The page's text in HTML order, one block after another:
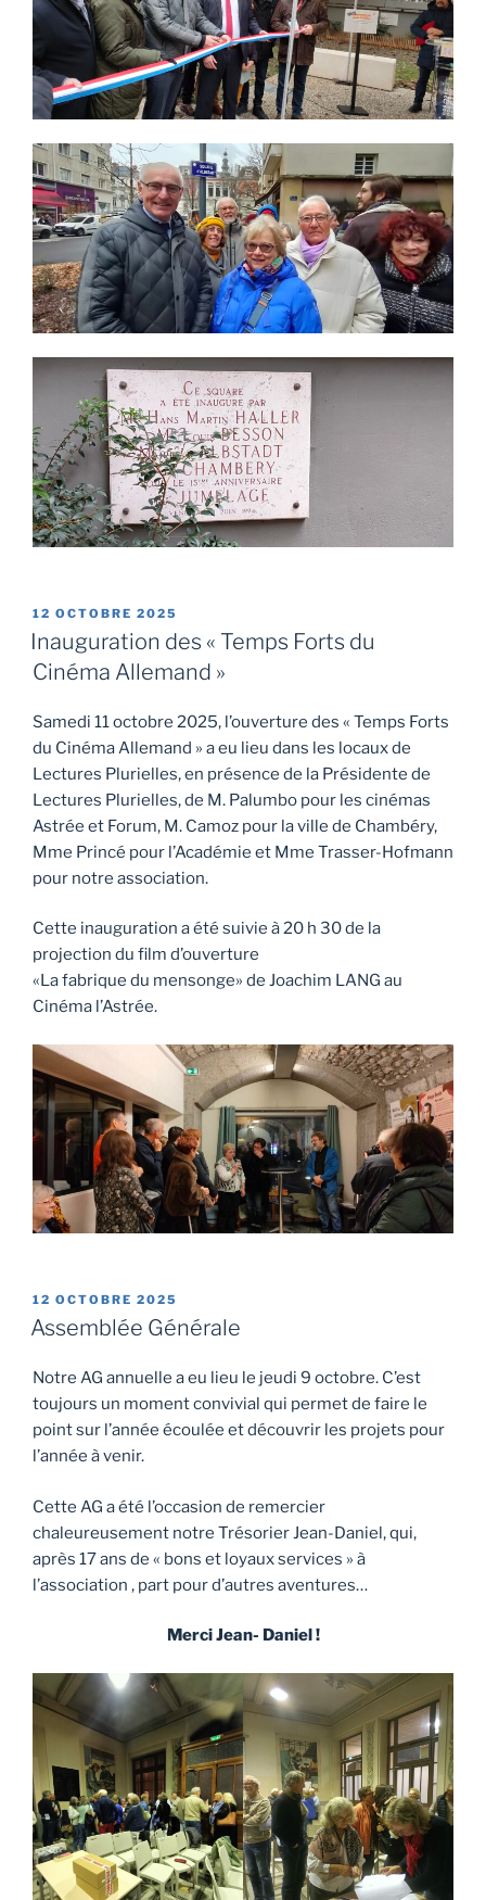
PUBLIÉ
LE
12 OCTOBRE 2025
Inauguration des « Temps Forts du
Cinéma Allemand »
Samedi 11 octobre 2025, l’ouverture des « Temps Forts
du Cinéma Allemand » a eu lieu dans les locaux de
Lectures Plurielles, en présence de la Présidente de
Lectures Plurielles, de M. Palumbo pour les cinémas
Astrée et Forum, M. Camoz pour la ville de Chambéry,
Mme Princé pour l’Académie et Mme Trasser-Hofmann
pour notre association.
Cette inauguration a été suivie à 20 h 30 de la
projection du film d’ouverture
«La fabrique du mensonge» de Joachim LANG au
Cinéma l’Astrée.
PUBLIÉ
LE
12 OCTOBRE 2025
Assemblée Générale
Notre AG annuelle a eu lieu le jeudi 9 octobre. C’est
toujours un moment convivial qui permet de faire le
point sur l’année écoulée et découvrir les projets pour
l’année à venir.
Cette AG a été l’occasion de remercier
chaleureusement notre Trésorier Jean-Daniel, qui,
après 17 ans de « bons et loyaux services » à
l’association , part pour d’autres aventures…
Merci Jean- Daniel !